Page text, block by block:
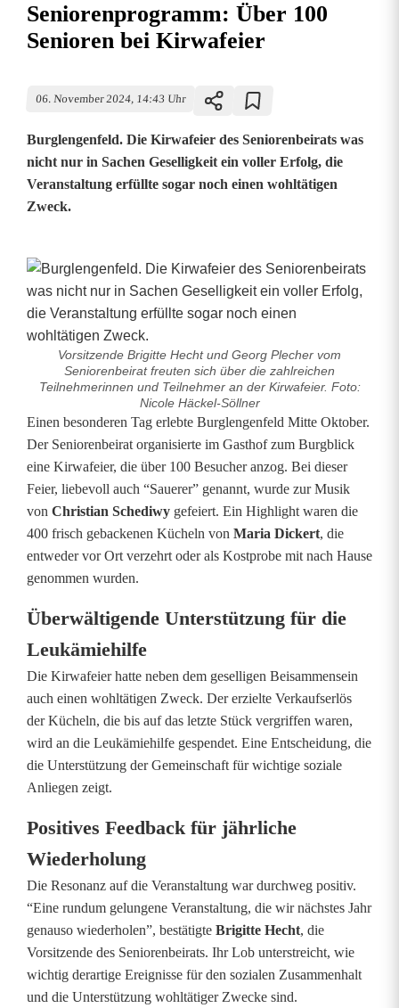
Seniorenprogramm: Über 100
Senioren bei Kirwafeier
06. November 2024, 14:43 Uhr
Burglengenfeld. Die Kirwafeier des Seniorenbeirats was
nicht nur in Sachen Geselligkeit ein voller Erfolg, die
Veranstaltung erfüllte sogar noch einen wohltätigen
Zweck.
Vorsitzende Brigitte Hecht und Georg Plecher vom
Seniorenbeirat freuten sich über die zahlreichen
Teilnehmerinnen und Teilnehmer an der Kirwafeier. Foto:
Nicole Häckel-Söllner
S
e
n
i
o
e
n
p
r
o
g
r
a
m
m
:
Ü
Einen besonderen Tag erlebte Burglengenfeld Mitte Oktober.
Der Seniorenbeirat organisierte im Gasthof zum Burgblick
eine Kirwafeier, die über 100 Besucher anzog. Bei dieser
Feier, liebevoll auch “Sauerer” genannt, wurde zur Musik
von Christian Schediwy gefeiert. Ein Highlight waren die
400 frisch gebackenen Kücheln von Maria Dickert, die
entweder vor Ort verzehrt oder als Kostprobe mit nach Hause
genommen wurden.
Überwältigende Unterstützung für die
Leukämiehilfe
Die Kirwafeier hatte neben dem geselligen Beisammensein
auch einen wohltätigen Zweck. Der erzielte Verkaufserlös
der Kücheln, die bis auf das letzte Stück vergriffen waren,
wird an die Leukämiehilfe gespendet. Eine Entscheidung, die
die Unterstützung der Gemeinschaft für wichtige soziale
Anliegen zeigt.
Positives Feedback für jährliche
Wiederholung
Die Resonanz auf die Veranstaltung war durchweg positiv.
“Eine rundum gelungene Veranstaltung, die wir nächstes Jahr
genauso wiederholen”, bestätigte Brigitte Hecht, die
Vorsitzende des Seniorenbeirats. Ihr Lob unterstreicht, wie
wichtig derartige Ereignisse für den sozialen Zusammenhalt
und die Unterstützung wohltätiger Zwecke sind.